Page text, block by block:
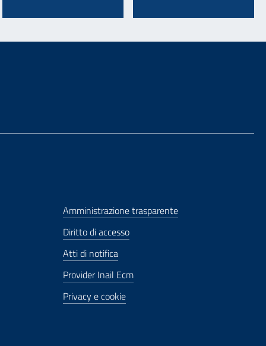
Amministrazione trasparente
Diritto di accesso
Atti di notifica
Provider Inail Ecm
Privacy e cookie